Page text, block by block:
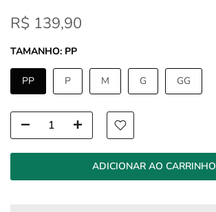
R$ 139,90
TAMANHO: PP
PP P M G GG
ADICIONAR AO CARRINHO